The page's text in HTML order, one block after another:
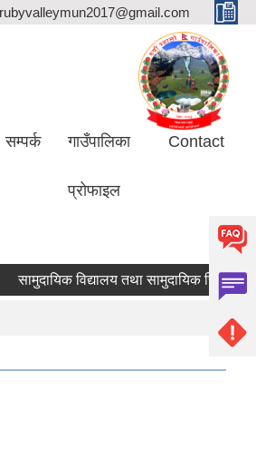
rubyvalleymun2017@gmail.com
सम्पर्क गाउँपालिका
प्रोफाइल
Contact
सामुदायिक विद्यालय तथा सामुदायिक